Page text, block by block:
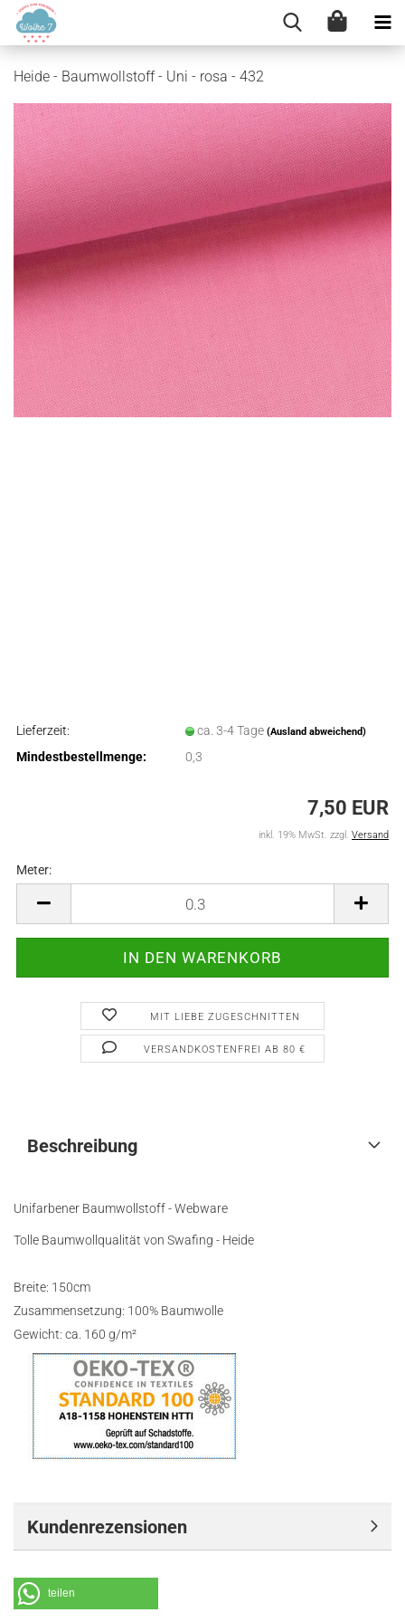
Heide - Baumwollstoff - Uni - rosa - 432
Lieferzeit: ca. 3-4 Tage (Ausland abweichend)
Mindestbestellmenge: 0,3
7,50 EUR
inkl. 19% MwSt. zzgl. Versand
Meter:
MIT LIEBE ZUGESCHNITTEN
VERSANDKOSTENFREI AB 80 €
Beschreibung
Unifarbener Baumwollstoff - Webware
Tolle Baumwollqualität von Swafing - Heide
Breite: 150cm
Zusammensetzung: 100% Baumwolle
Gewicht: ca. 160 g/m²
Kundenrezensionen
teilen